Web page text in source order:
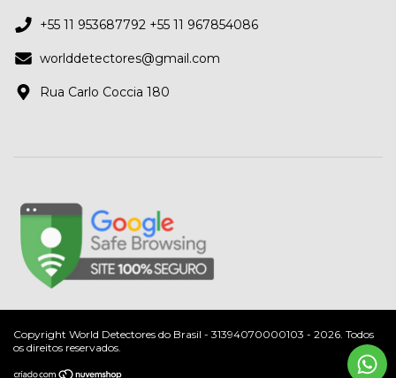
+55 11 953687792 +55 11 967854086
worlddetectores@gmail.com
Rua Carlo Coccia 180
Copyright World Detectores do Brasil - 31394070000103 - 2026. Todos
os direitos reservados.